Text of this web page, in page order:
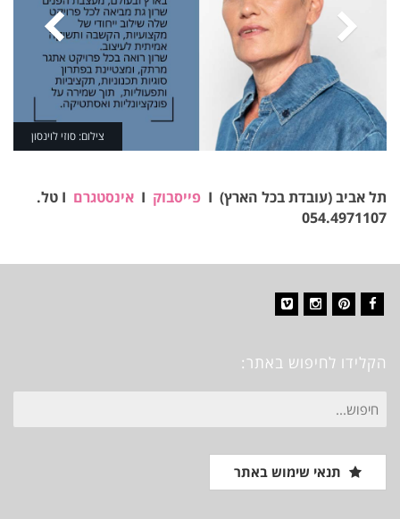
צילום: סוזי לוינסון
תל אביב (עובדת בכל הארץ) I פייסבוק אינסטגרם
I טל.
054.4971107​
הקלידו לחיפוש באתר:
חיפוש
עבור:
תנאי שימוש באתר